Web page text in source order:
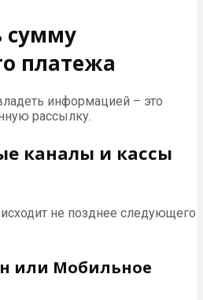
сумму
платежа
информацией – это
рассылку.
каналы и кассы
не позднее следующего
или Мобильное